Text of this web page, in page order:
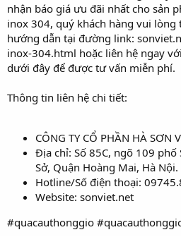
nhận báo giá ưu đãi nhất cho sản
inox 304, quý khách hàng vui
hướng dẫn tại đường link:
inox-304.html hoặc liên hệ ngay
dưới đây để được tư vấn miễn phí.
Thông tin liên hệ chi tiết:
CÔNG TY CỔ PHẦN HÀ SƠN
Địa chỉ: Số 85C, ngõ 109 phố
Sở, Quận Hoàng Mai, Hà Nội.
Hotline/Số điện thoại:
Website: sonviet.net
#quacauthonggio